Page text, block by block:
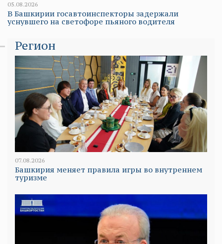
05.08.2026
В Башкирии госавтоинспекторы задержали
уснувшего на светофоре пьяного водителя
Регион
07.08.2026
Башкирия меняет правила игры во внутреннем
туризме